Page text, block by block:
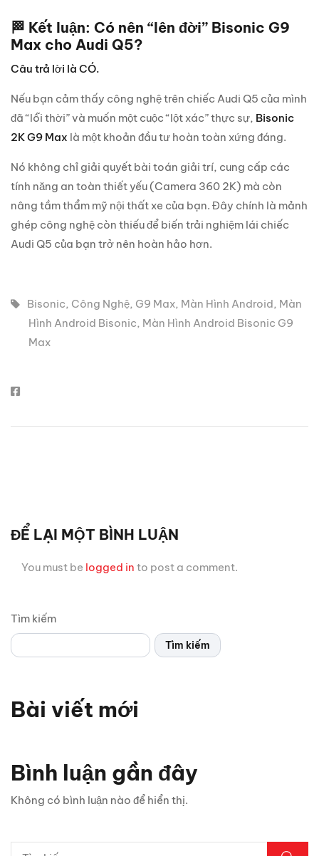
Tìm kiếm
Tìm kiếm
Bài viết mới
Bình luận gần đây
Không có bình luận nào để hiển thị.
🏁 Kết luận: Có nên “lên đời” Bisonic G9
Max cho Audi Q5?
Câu trả lời là CÓ.
Nếu bạn cảm thấy công nghệ trên chiếc Audi Q5 của mình
đã “lỗi thời” và muốn một cuộc “lột xác” thực sự, Bisonic
2K G9 Max là một khoản đầu tư hoàn toàn xứng đáng.
Nó không chỉ giải quyết bài toán giải trí, cung cấp các
tính năng an toàn thiết yếu (Camera 360 2K) mà còn
nâng tầm thẩm mỹ nội thất xe của bạn. Đây chính là mảnh
ghép công nghệ còn thiếu để biến trải nghiệm lái chiếc
Audi Q5 của bạn trở nên hoàn hảo hơn.
Bisonic, Công Nghệ, G9 Max, Màn Hình Android, Màn
Hình Android Bisonic, Màn Hình Android Bisonic G9
Max
ĐỂ LẠI MỘT BÌNH LUẬN
You must be logged in to post a comment.